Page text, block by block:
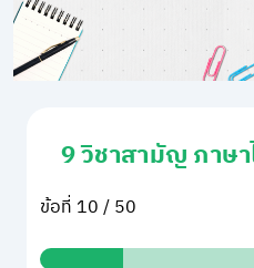
9 วิชาสามัญ ภาษ
ข้อที่ 10 / 50